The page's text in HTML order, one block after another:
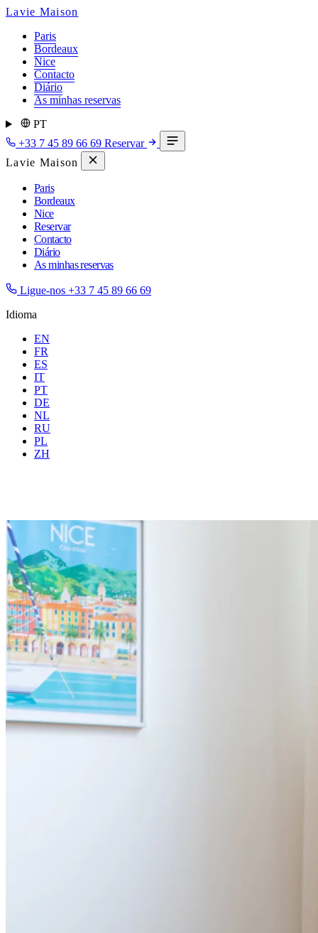
Lavie Maison
Paris
Bordeaux
Nice
Contacto
Diário
As minhas reservas
PT
+33 7 45 89 66 69 Reservar
Lavie Maison
Paris
Bordeaux
Nice
Reservar
Contacto
Diário
As minhas reservas
Ligue-nos +33 7 45 89 66 69
Idioma
EN
FR
ES
IT
PT
DE
NL
RU
PL
ZH
Onde Todas
Hóspedes